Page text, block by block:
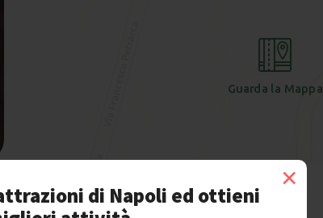
di Napoli ed ottieni
×
Guarda la Mappa